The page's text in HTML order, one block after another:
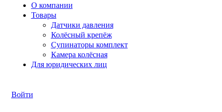
О компании
Товары
Датчики давления
Колёсный крепёж
Супинаторы комплект
Камера колёсная
Для юридических лиц
Войти